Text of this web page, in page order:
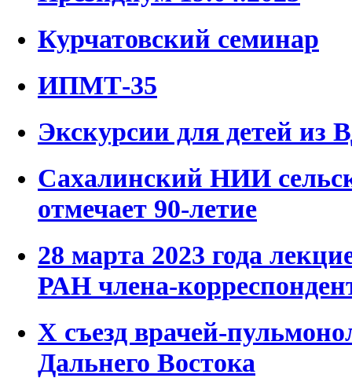
Курчатовский семинар
ИПМТ-35
Экскурсии для детей из
Сахалинский НИИ
отмечает 90-летие
28 марта 2023 года
РАН члена-
Х съезд врачей-
Дальнего Востока